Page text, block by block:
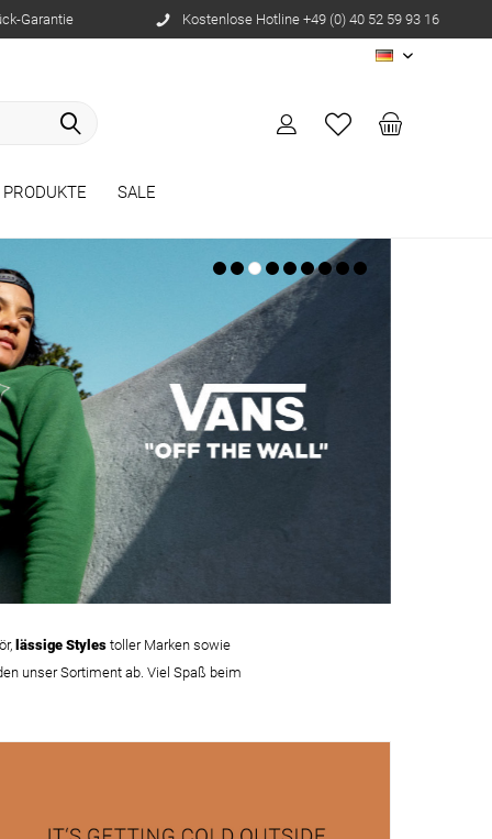
Garantie Kostenlose Hotline +49 (0) 40 52 59 93 16
DE
SALE
lässige Styles toller Marken sowie
unser Sortiment ab. Viel Spaß beim